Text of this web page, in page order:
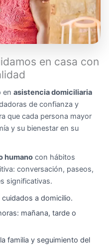
en casa con
en asistencia domiciliaria
de confianza y
que cada persona mayor
y su bienestar en su
humano con hábitos
conversación, paseos,
significativas.
a domicilio.
mañana, tarde o
familia y seguimiento del